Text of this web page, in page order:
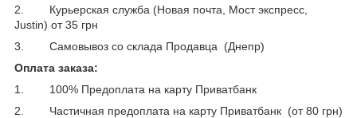
2. Курьерская служба (Новая почта, Мост экспресс,
Justin) от 35 грн
3. Самовывоз со склада Продавца (Днепр)
Оплата заказа:
1. 100% Предоплата на карту Приватбанк
2. Частичная предоплата на карту Приватбанк (от 80 грн)